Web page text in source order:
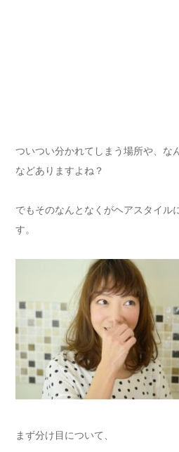
ついつい分かれてしまう場所や、な
などありますよね？
でもそのなんとなくがヘアスタイル
す。
まず分け目について、